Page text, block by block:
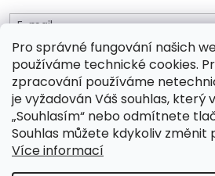
Pro správné fungování našich
používáme technické cookies.
zpracování používáme
je vyžadován Váš souhlas,
„Souhlasím“ nebo odmítnete
Souhlas můžete kdykoliv změnit
Více informací
E-mail
Vložením e-mailu souhlasíte s
PŘIHLÁSIT SE